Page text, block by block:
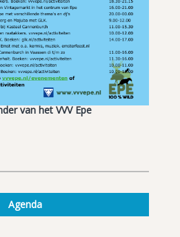
van het VVV Epe
Agenda